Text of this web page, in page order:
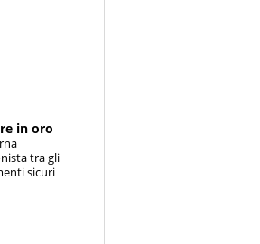
in oro
tra gli
sicuri